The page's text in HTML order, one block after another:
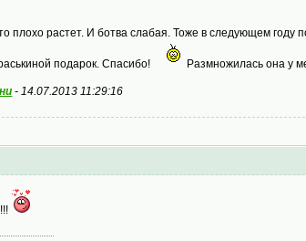
плохо растет. И ботва слабая. Тоже в следующем году
подарок. Спасибо! Размножилась она у
-14.07.2013 11:29:16